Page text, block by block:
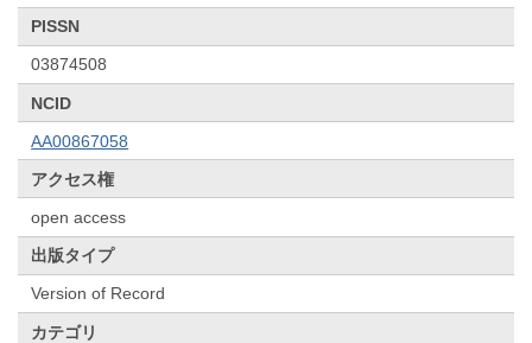
PISSN
03874508
NCID
AA00867058
アクセス権
open access
出版タイプ
Version of Record
カテゴリ